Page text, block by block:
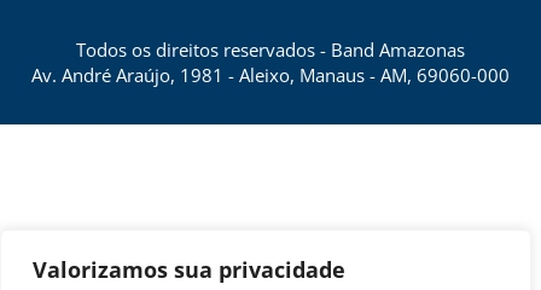
Valorizamos sua privacidade
Todos os direitos reservados - Band Amazonas
Av. André Araújo, 1981 - Aleixo, Manaus - AM, 69060-000